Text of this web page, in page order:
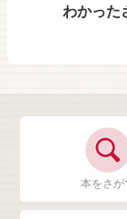
わかった
本をさが